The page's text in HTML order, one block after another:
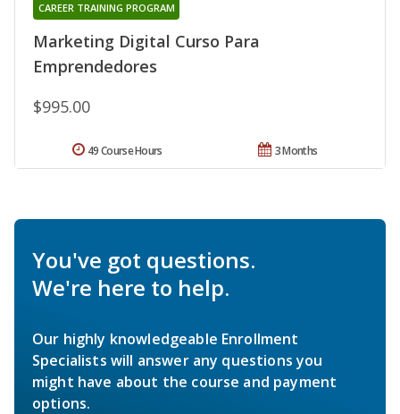
Marketing Digital Curso Para
Emprendedores
CAREER TRAINING PROGRAM
$995.00
3 Months
49 Course Hours
You've got questions.
We're here to help.
Our highly knowledgeable Enrollment
Specialists will answer any questions you
might have about the course and payment
options.